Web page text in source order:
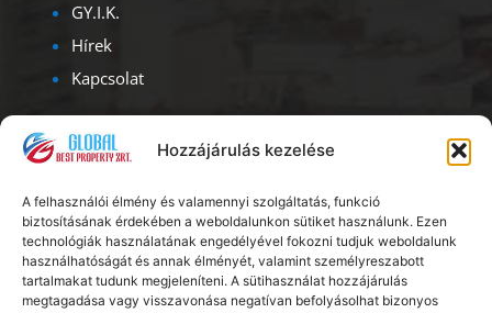
Hozzájárulás kezelése
A felhasználói élmény és valamennyi szolgáltatás, funkció
biztosításának érdekében a weboldalunkon sütiket használunk. Ezen
technológiák használatának engedélyével fokozni tudjuk weboldalunk
használhatóságát és annak élményét, valamint személyreszabott
tartalmakat tudunk megjeleníteni. A sütihasználat hozzájárulás
megtagadása vagy visszavonása negatívan befolyásolhat bizonyos
GY.I.K.
Hírek
Kapcsolat
Kapcsolat
1093, Budapest, Lónyay u. 47.
Albérlet Corporation
Ügyfélszolgálat: H – V: 08.00 – 20.00